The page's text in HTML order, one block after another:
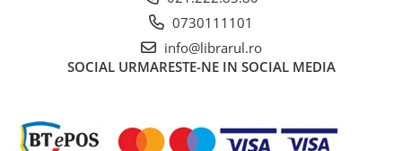
Gastronomie
Bauturi si cocktailuri
0730111101
info@librarul.ro
SOCIAL URMARESTE-NE IN SOCIAL MEDIA